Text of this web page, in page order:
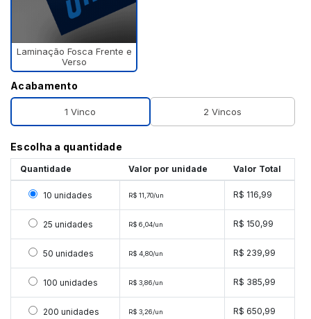
Laminação Fosca Frente e
Verso
Acabamento
1 Vinco 2 Vincos
Escolha a quantidade
Quantidade Valor por unidade Valor Total
Selecionar 10 unidades
10 unidades R$ 11,70/un R$ 116,99
Selecionar 25 unidades
25 unidades R$ 6,04/un R$ 150,99
Selecionar 50 unidades
50 unidades R$ 4,80/un R$ 239,99
Selecionar 100 unidades
100 unidades R$ 3,86/un R$ 385,99
Selecionar 200 unidades
200 unidades R$ 3,26/un R$ 650,99